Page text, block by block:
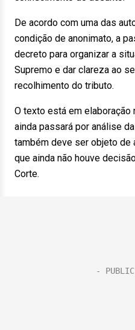
De acordo com uma das
condição de anonimato, a
decreto para organizar a
Supremo e dar clareza ao
recolhimento do tributo.
O texto está em
ainda passará por análise
também deve ser objeto de
que ainda não houve
Corte.